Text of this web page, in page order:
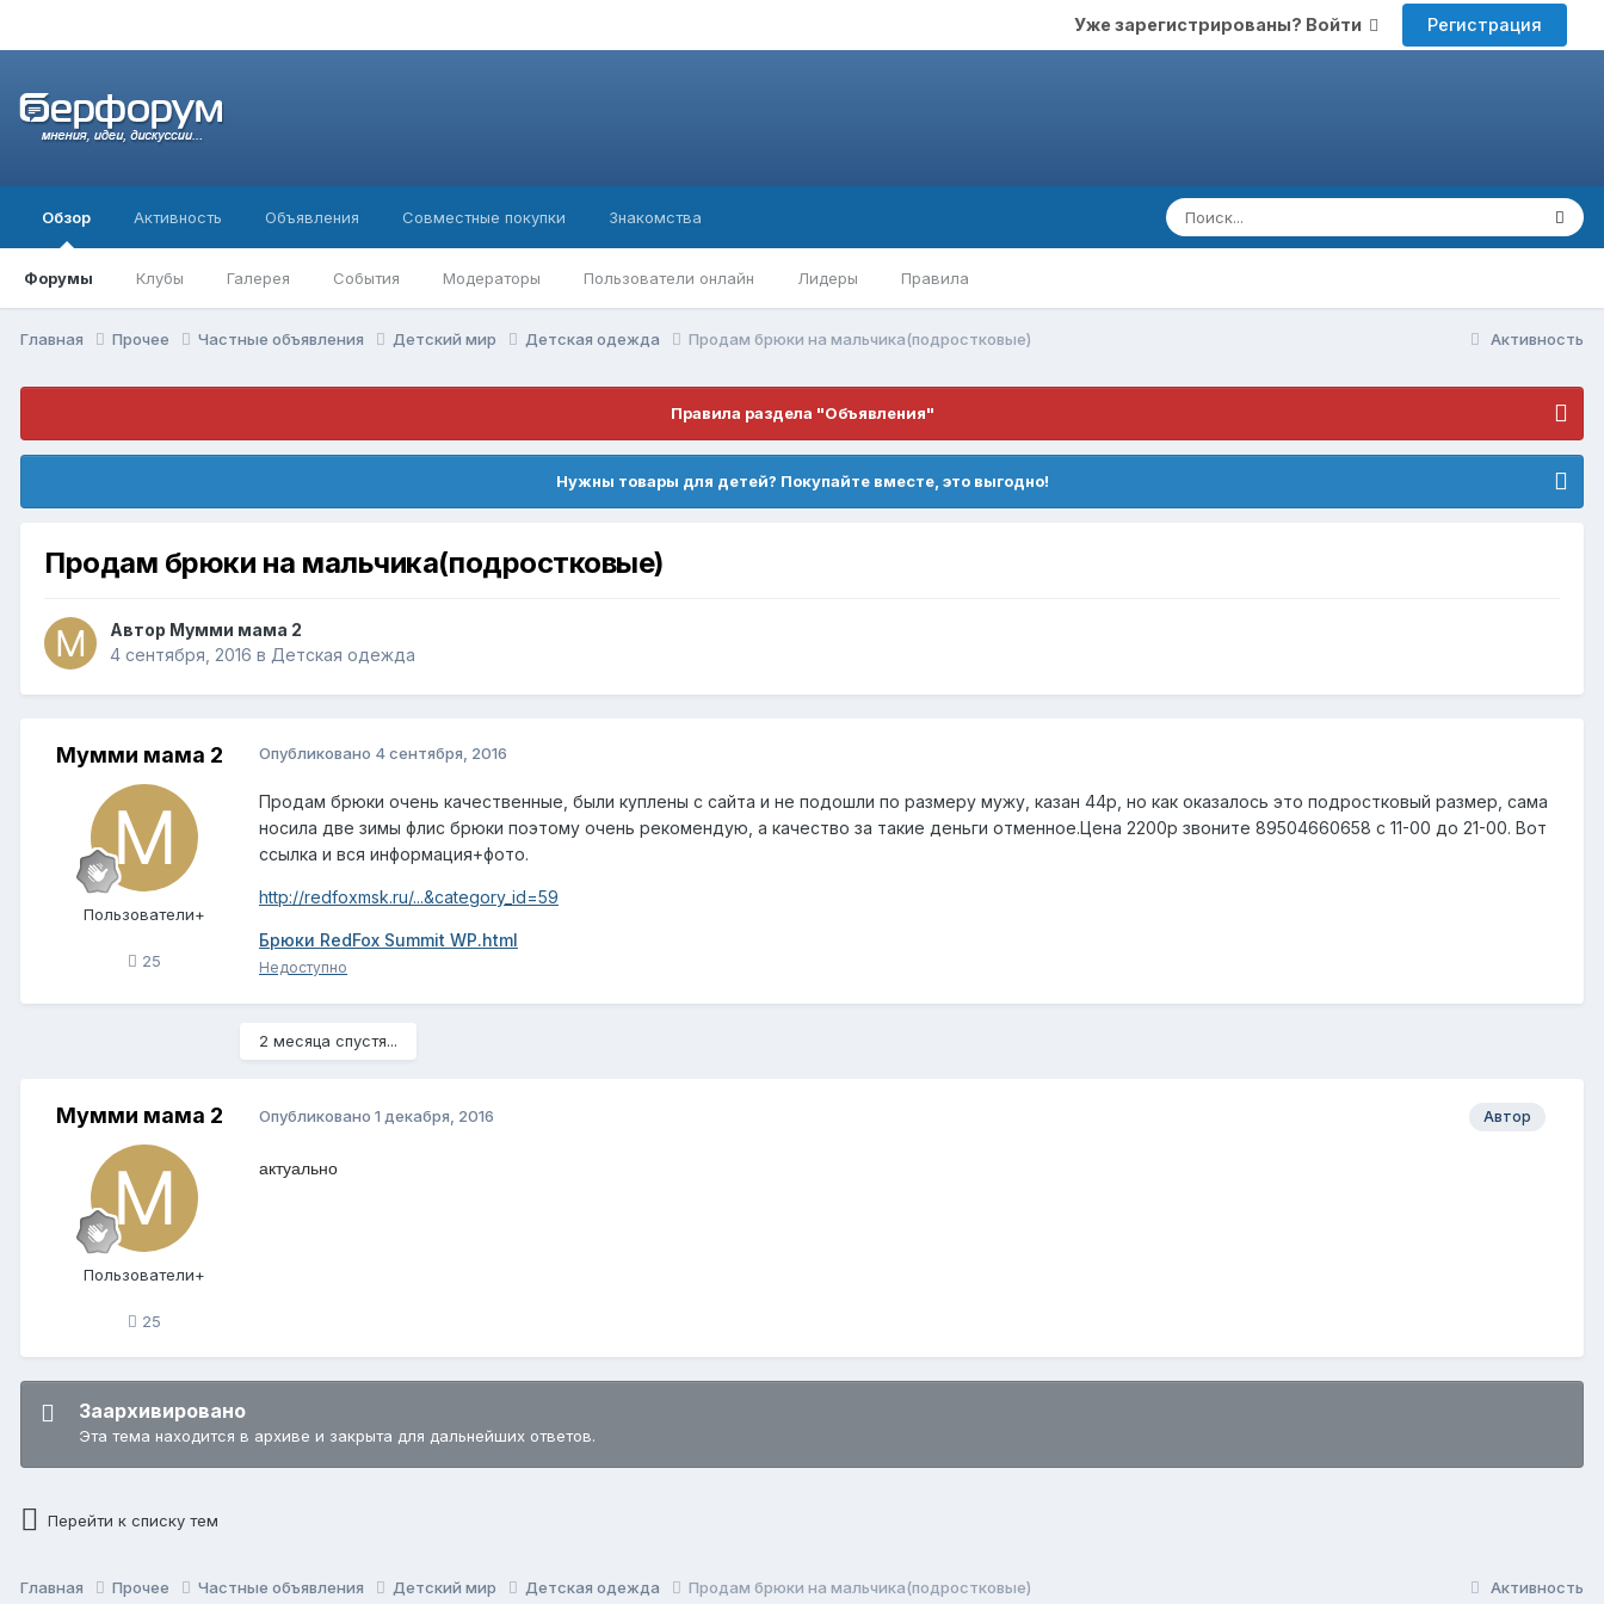
Уже зарегистрированы? Войти Регистрация
Обзор
Форумы Клубы Галерея События Модераторы Пользователи онлайн Лидеры Правила
Активность Объявления Совместные покупки Знакомства
Активность
Главная Прочее Частные объявления Детский мир Детская одежда Продам брюки на мальчика(подростковые)
Правила раздела "Объявления"
Нужны товары для детей? Покупайте вместе, это выгодно!
Продам брюки на мальчика(подростковые)
Автор Мумми мама 2
4 сентября, 2016 в Детская одежда
Мумми мама 2
Пользователи+
25
Опубликовано 4 сентября, 2016
Продам брюки очень качественные, были куплены с сайта и не подошли по размеру мужу, казан 44р, но как оказалось это подростковый размер, сама
носила две зимы флис брюки поэтому очень рекомендую, а качество за такие деньги отменное.Цена 2200р звоните 89504660658 с 11-00 до 21-00. Вот
ссылка и вся информация+фото.
http://redfoxmsk.ru/...&category_id=59
Брюки RedFox Summit WP.html
Недоступно
2 месяца спустя...
Мумми мама 2
Пользователи+
25
Автор
Опубликовано 1 декабря, 2016
актуально
Заархивировано
Эта тема находится в архиве и закрыта для дальнейших ответов.
Перейти к списку тем
Активность
Главная Прочее Частные объявления Детский мир Детская одежда Продам брюки на мальчика(подростковые)